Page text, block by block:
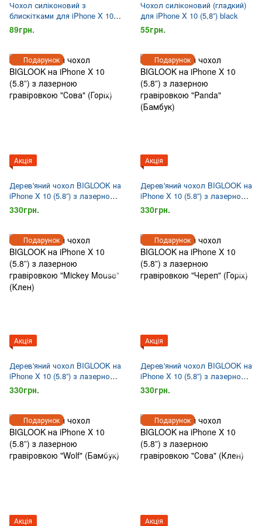
Чохол силіконовий з
блискітками для iPhone X 10
(5,8”) gold
89грн.
Чохол cиліконовий (гладкий)
для iPhone X 10 (5,8”) black
55грн.
Подарунок
Акція
Дерев'яний чохол BIGLOOK на
iPhone X 10 (5.8”) з лазерною
гравіровкою "Сова" (Горіх)
330грн.
Подарунок
Акція
Дерев'яний чохол BIGLOOK на
iPhone X 10 (5.8”) з лазерною
гравіровкою "Panda" (Бамбук)
330грн.
Подарунок
Акція
Дерев'яний чохол BIGLOOK на
iPhone X 10 (5.8”) з лазерною
гравіровкою "Mickey Mouse"
(Клен)
330грн.
Подарунок
Акція
Дерев'яний чохол BIGLOOK на
iPhone X 10 (5.8”) з лазерною
гравіровкою "Череп" (Горіх)
330грн.
Подарунок
Акція
Подарунок
Акція